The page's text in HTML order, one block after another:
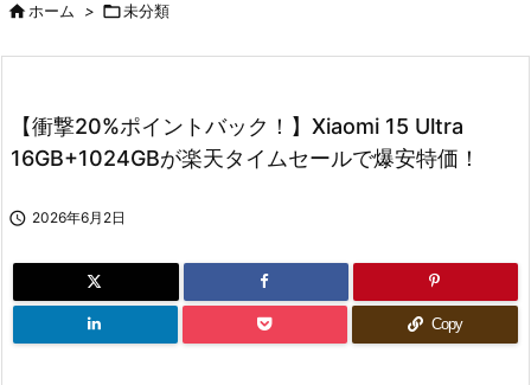
ホーム > 未分類
【衝撃20%ポイントバック！】Xiaomi 15 Ultra
16GB+1024GBが楽天タイムセールで爆安特価！
 2026年6月2日
Copy